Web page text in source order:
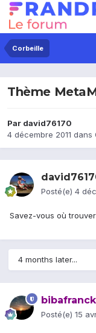
Corbeille
Thème
Par david76170
4 décembre 2011 dans
Posté(e) 4
Savez-vous où
4 months later...
bibafranck
Posté(e) 15